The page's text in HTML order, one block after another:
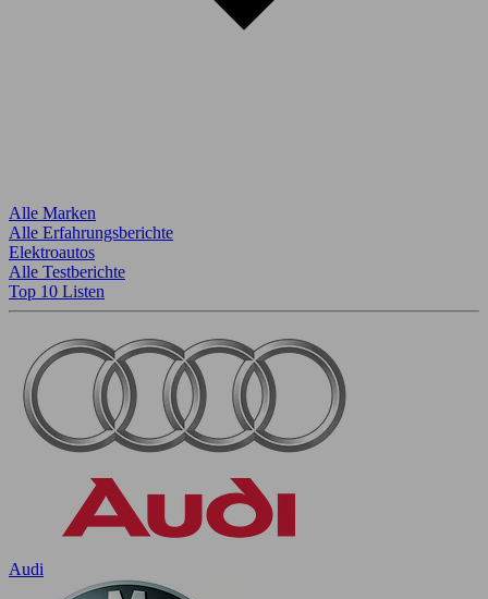
Alle Marken
Alle Erfahrungsberichte
Elektroautos
Alle Testberichte
Top 10 Listen
Audi